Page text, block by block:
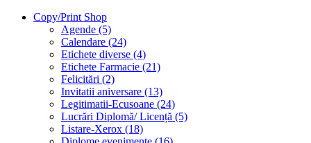
Copy/Print Shop
Agende (5)
Calendare (24)
Etichete diverse (4)
Etichete Farmacie (21)
Felicitări (2)
Invitatii aniversare (13)
Legitimatii-Ecusoane (24)
Lucrări Diplomă/ Licență (5)
Listare-Xerox (18)